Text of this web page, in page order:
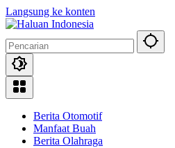
Langsung ke konten
Berita Otomotif
Manfaat Buah
Berita Olahraga